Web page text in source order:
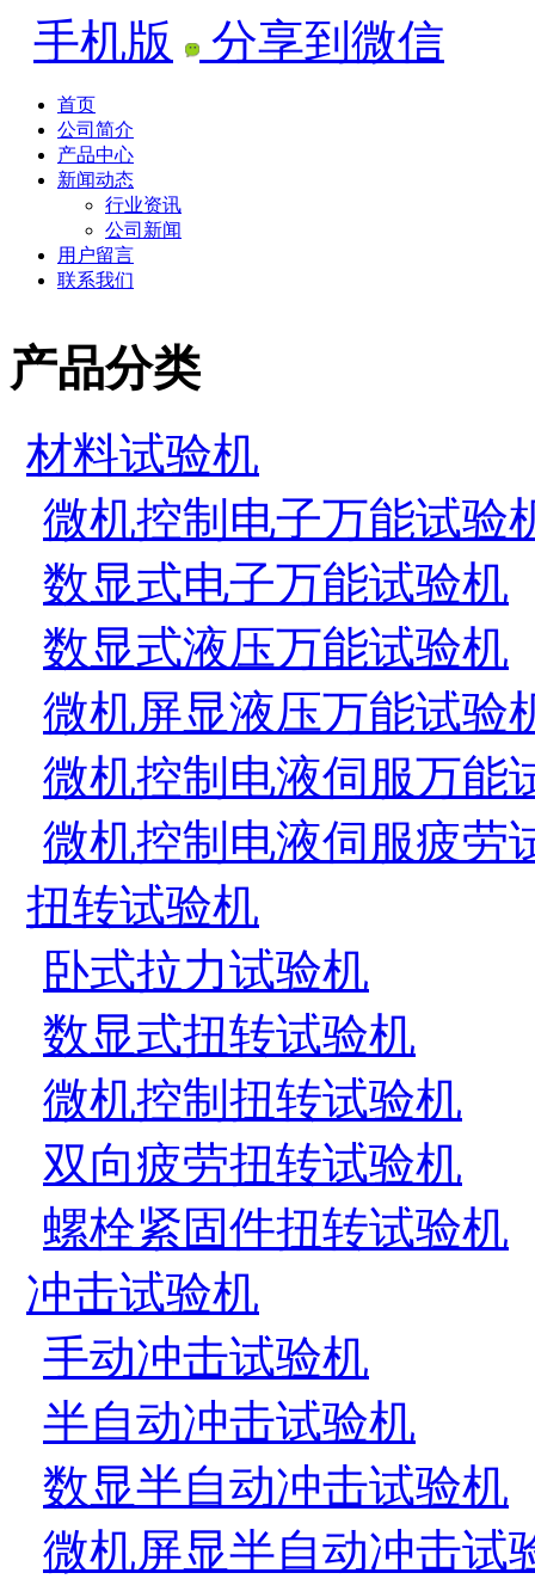
手机版 分享到微信
首页
公司简介
产品中心
新闻动态
行业资讯
公司新闻
用户留言
联系我们
产品分类
材料试验机
微机控制电子万能试验
数显式电子万能试验机
数显式液压万能试验机
微机屏显液压万能试验
微机控制电液伺服万能
微机控制电液伺服疲劳
扭转试验机
卧式拉力试验机
数显式扭转试验机
微机控制扭转试验机
双向疲劳扭转试验机
螺栓紧固件扭转试验机
冲击试验机
手动冲击试验机
半自动冲击试验机
数显半自动冲击试验机
微机屏显半自动冲击试